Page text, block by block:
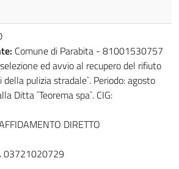
Comune di Parabita - 81001530757
ed avvio al recupero del rifiuto
pulizia stradale`. Periodo: agosto
Ditta `Teorema spa`. CIG:
DIRETTO
03721020729